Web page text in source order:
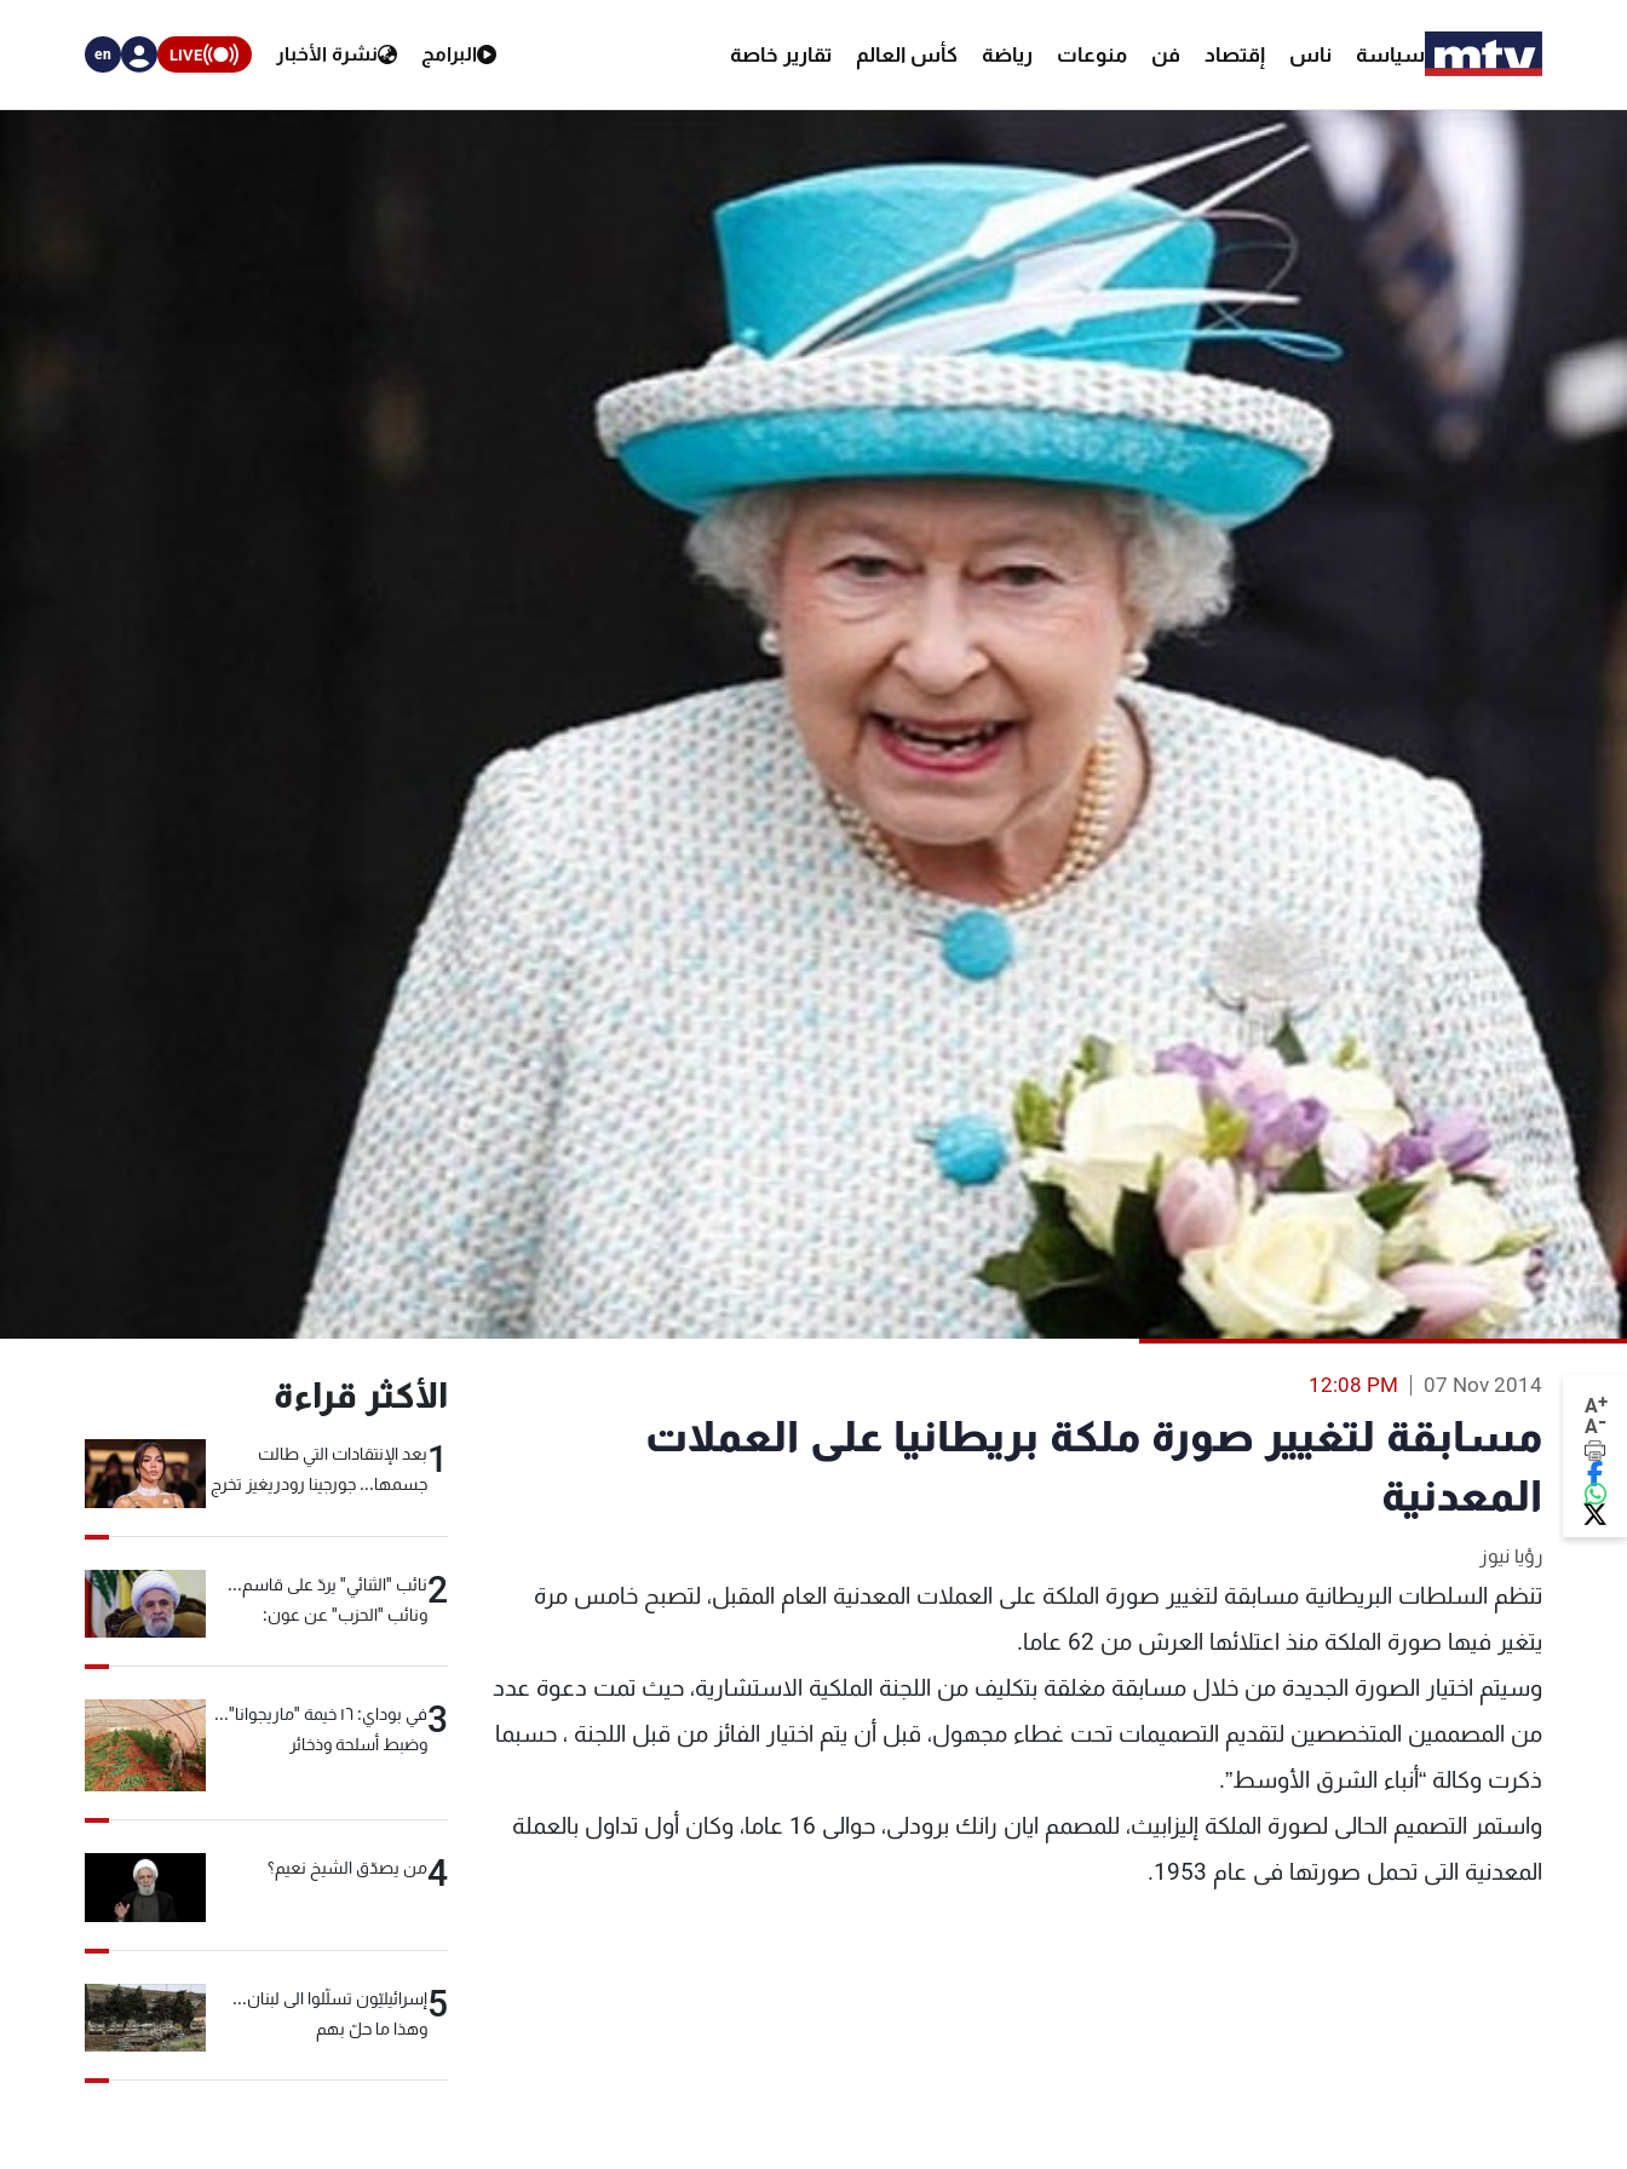
سياسة ناس إقتصاد فن منوعات رياضة كأس العالم تقارير خاصة البرامج نشرة الأخبار LIVE
en
A+
A-
07 Nov 2014
12:08 PM
مسابقة لتغيير صورة ملكة بريطانيا على العملات
المعدنية
رؤيا نيوز
تنظم السلطات البريطانية مسابقة لتغيير صورة الملكة على العملات المعدنية العام المقبل، لتصبح خامس مرة
يتغير فيها صورة الملكة منذ اعتلائها العرش من 62 عاما.
وسيتم اختيار الصورة الجديدة من خلال مسابقة مغلقة بتكليف من اللجنة الملكية الاستشارية، حيث تمت دعوة عدد
من المصممين المتخصصين لتقديم التصميمات تحت غطاء مجهول، قبل أن يتم اختيار الفائز من قبل اللجنة ، حسبما
ذكرت وكالة “أنباء الشرق الأوسط”.
واستمر التصميم الحالى لصورة الملكة إليزابيث، للمصمم ايان رانك برودلى، حوالى 16 عاما، وكان أول تداول بالعملة
المعدنية التى تحمل صورتها فى عام 1953.
الأكثر قراءة
1بعد الإنتقادات التي طالت
جسمها... جورجينا رودريغيز تخرج
2نائب "الثنائي" يردّ على قاسم...
ونائب "الحزب" عن عون:
3
في بوداي: ١٦ خيمة "ماريجوانا"...
وضبط أسلحة وذخائر
4من يصدّق الشيخ نعيم؟
5إسرائيليّون تسلّلوا الى لبنان...
وهذا ما حلّ بهم